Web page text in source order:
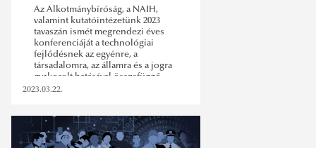
Az Alkotmánybíróság, a NAIH,
valamint kutatóintézetünk 2023
tavaszán ismét megrendezi éves
konferenciáját a technológiai
fejlődésnek az egyénre, a
társadalomra, az államra és a jogra
gyakorolt hatásával összefüggő
témák megvitatására.
2023.03.22.